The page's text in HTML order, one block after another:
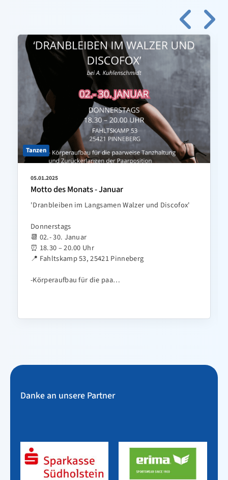
Tanzen
05.01.2025
Motto des Monats - Januar
'Dranbleiben im Langsamen Walzer und Discofox'
Donnerstags
📆 02.- 30. Januar
⏰ 18.30 – 20.00 Uhr
📍 Fahltskamp 53, 25421 Pinneberg
-Körperaufbau für die paa…
Danke an unsere Partner